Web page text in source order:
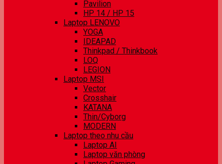
Pavilion
HP 14 / HP 15
Laptop LENOVO
YOGA
IDEAPAD
Thinkpad / Thinkbook
LOQ
LEGION
Laptop MSI
Vector
Crosshair
KATANA
Thin/Cyborg
MODERN
Laptop theo nhu cầu
Laptop AI
Laptop văn phòng